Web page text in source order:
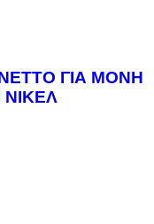
ΓΙΑ ΜΟΝΗ